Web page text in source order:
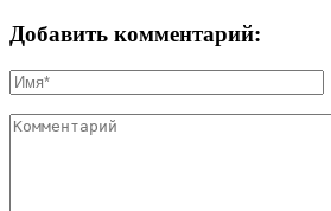
Добавить комментарий: